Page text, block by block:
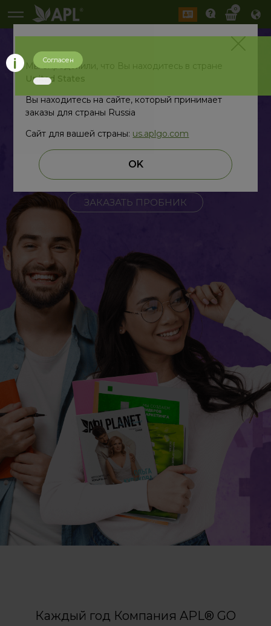
0
РАБОТАЮЩИЕ
ИНСТРУМЕНТЫ
Заказать можно здесь
ПОДРОБНЕЕ
ЗАКАЗАТЬ ПРОБНИК
Каждый год Компания APL® GO
Мы определили, что Вы находитесь в стране
United States
Вы находитесь на сайте, который принимает
заказы для страны Russia
Сайт для вашей страны: us.aplgo.com
OK
Согласен